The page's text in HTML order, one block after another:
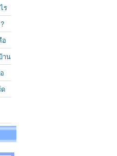
ร
อ
าน